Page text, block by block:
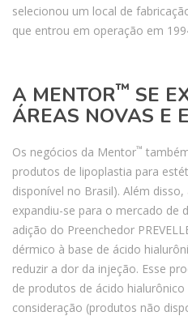
selecionou um local de
que entrou em operação em
A MENTOR™ SE
ÁREAS NOVAS E
Os negócios da Mentor™
produtos de lipoplastia para
disponível no Brasil). Além
expandiu-se para o mercado de
adição do Preenchedor
dérmico à base de ácido
reduzir a dor da injeção. Esse
de produtos de ácido
consideração (produtos não